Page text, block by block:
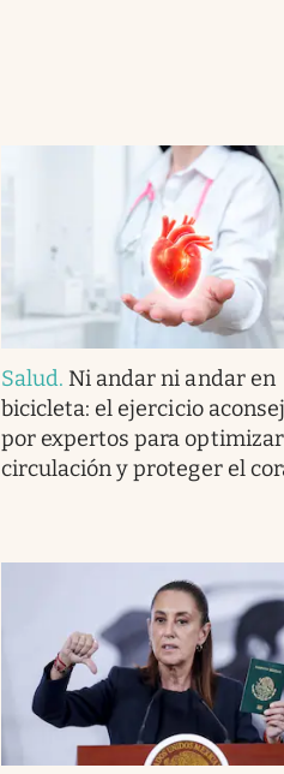
Salud. Ni andar ni andar en
bicicleta: el ejercicio
por expertos para
circulación y proteger el